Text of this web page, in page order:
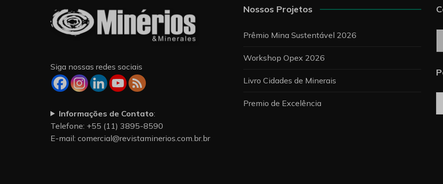
Siga nossas redes sociais
Informações de Contato:
Telefone: +55 (11) 3895-8590
E-mail: comercial@revistaminerios.com.br.br
Nossos Projetos
Prêmio Mina Sustentável 2026
Workshop Opex 2026
Livro Cidades de Minerais
Premio de Excelência